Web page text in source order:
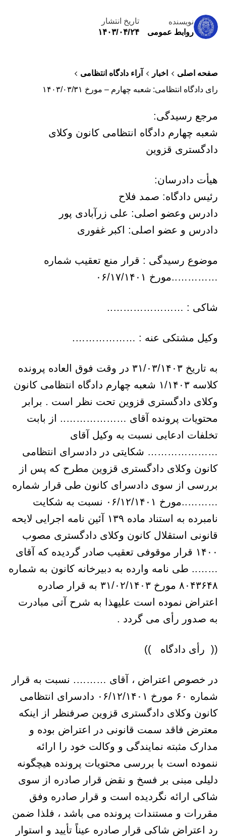
نویسنده
روابط عمومی
تاریخ انتشار
۱۴۰۳/۰۴/۲۴
صفحه اصلی اخبار
آراء دادگاه انتظامی
رای دادگاه انتظامی: شعبه چهارم – مورخ ۱۴۰۳/۰۳/۳۱
مرجع رسیدگی:
شعبه چهارم دادگاه انتظامی کانون وکلای
دادگستری قزوین
هیأت دادرسان:
رئیس دادگاه: صمد فلاح
دادرس وعضو اصلی: علی زرآبادی پور
دادرس و عضو اصلی: اکبر غفوری
موضوع رسیدگی : قرار منع تعقیب شماره
…………..مورخ ۰۶/۱۷/۱۴۰۱
شاکی : …………………..
وکیل مشتکی عنه : ……………….
به تاریخ ۳۱/۰۳/۱۴۰۳ در وقت فوق العاده پرونده
کلاسه ۱/۱۴۰۳ شعبه چهارم دادگاه انتظامی کانون
وکلای دادگستری قزوین تحت نظر است . برابر
محتویات پرونده آقای ……………….. از بابت
تخلفات ادعایی نسبت به وکیل آقای
………………… شکایتی در دادسرای انتظامی
کانون وکلای دادگستری قزوین مطرح که پس از
بررسی از سوی دادسرای کانون طی قرار شماره
………..مورخ ۰۶/۱۲/۱۴۰۱ نسبت به شکایت
نامبرده به استناد ماده ۱۳۹ آئین نامه اجرایی لایحه
قانونی استقلال کانون وکلای دادگستری مصوب
۱۴۰۰ قرار موقوفی تعقیب صادر گردیده که آقای
…….. طی نامه وارده به دبیرخانه کانون به شماره
۸۰۴۳۶۴۸ مورخ ۳۱/۰۲/۱۴۰۳ به قرار صادره
اعتراض نموده است علیهذا به شرح آتی مبادرت
به صدور رأی می گردد .
(( رأی دادگاه ))
در خصوص اعتراض ، آقای ………. نسبت به قرار
شماره ۶۰ مورخ ۰۶/۱۲/۱۴۰۱ دادسرای انتظامی
کانون وکلای دادگستری قزوین صرفنظر از اینکه
معترض فاقد سمت قانونی در اعتراض بوده و
مدارک مثبته نمایندگی و وکالت خود را ارائه
ننموده است با بررسی محتویات پرونده هیچگونه
دلیلی مبنی بر فسخ و نقض قرار صادره از سوی
شاکی ارائه نگردیده است و قرار صادره وفق
مقررات و مستندات پرونده می باشد ، فلذا ضمن
رد اعتراض شاکی قرار صادره عیناً تأیید و استوار